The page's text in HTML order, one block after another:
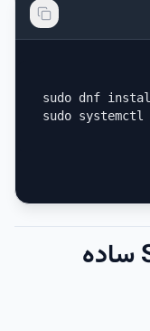
sudo dnf
sudo